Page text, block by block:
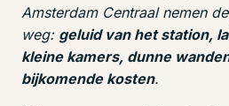
Amsterdam Centraal nemen
weg: geluid van het station,
kleine kamers, dunne
bijkomende kosten.